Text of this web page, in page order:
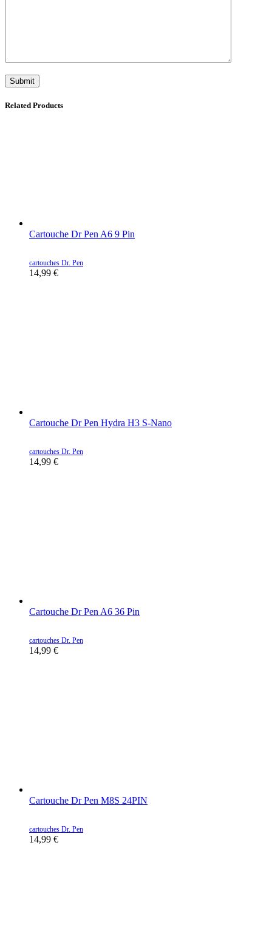
Related Products
Cartouche Dr Pen A6 9 Pin
cartouches Dr. Pen
14,99 €
Cartouche Dr Pen Hydra H3 S-Nano
cartouches Dr. Pen
14,99 €
Cartouche Dr Pen A6 36 Pin
cartouches Dr. Pen
14,99 €
Cartouche Dr Pen M8S 24PIN
cartouches Dr. Pen
14,99 €